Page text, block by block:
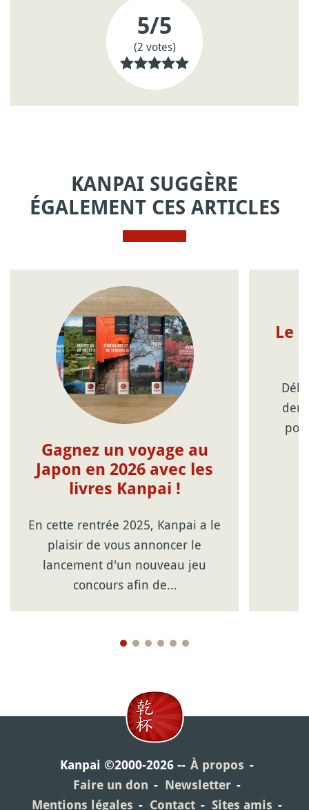
5/5
(2 votes)
KANPAI SUGGÈRE
ÉGALEMENT CES ARTICLES
Gagnez un voyage au
Japon en 2026 avec les
livres Kanpai !
En cette rentrée 2025, Kanpai a le
plaisir de vous annoncer le
lancement d'un nouveau jeu
concours afin de…
Le
Kanpai ©2000-2026
À propos
Faire un don
Newsletter
Mentions légales
Contact Sites amis